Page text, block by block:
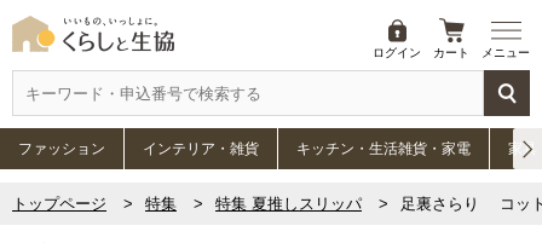
ログイン カート メニュー
ファッション インテリア・雑貨 キッチン・生活雑貨・家電 家具
トップページ 特集 特集 夏推しスリッパ 足裏さらり コッ